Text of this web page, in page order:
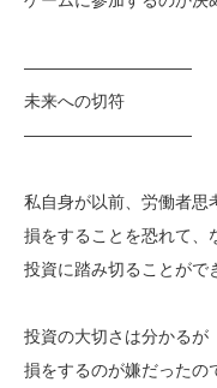
——————————
未来への切符
——————————
私自身が以前、労働者思
損をすることを恐れて、
投資に踏み切ることがで
投資の大切さは分かるが
損をするのが嫌だったの